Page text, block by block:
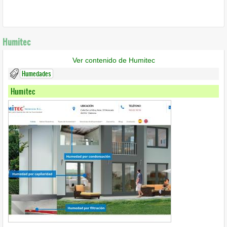
Humitec
Ver contenido de Humitec
Humedades
Humitec